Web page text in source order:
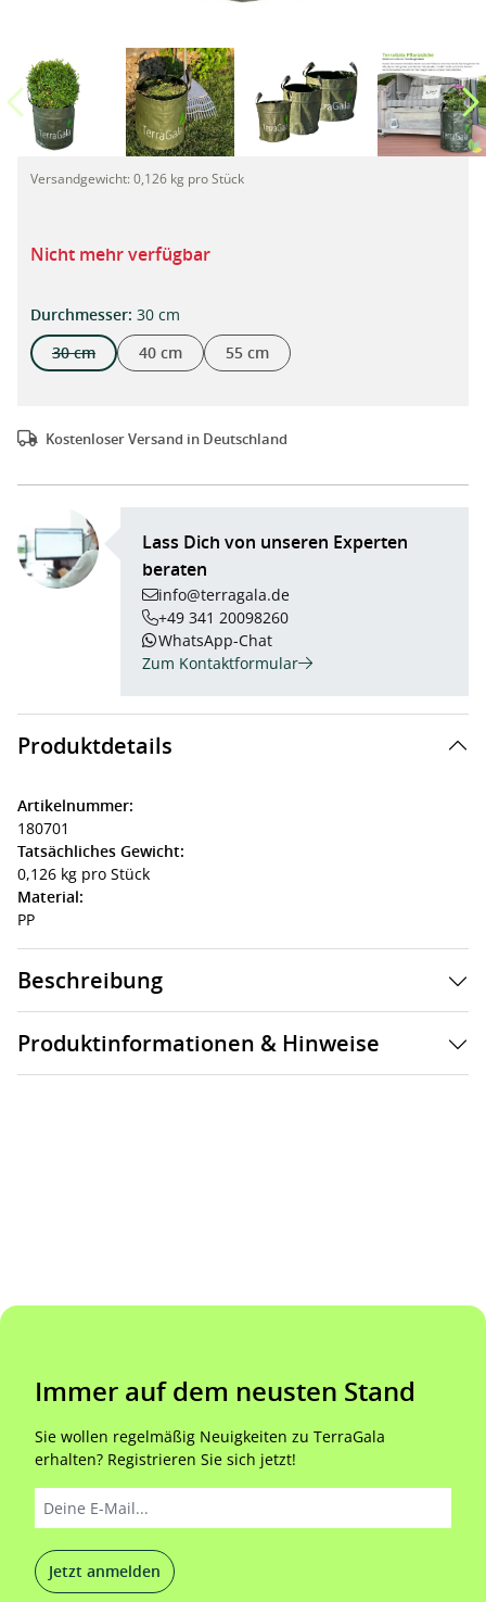
TerraGala Pflanzsack, Gartensack, Laubsack, 15l, Ø30cm,
Versandgewicht: 0,126 kg pro Stück
Nicht mehr verfügbar
Durchmesserauswählen
: 30 cm
30 cm
(Diese Option ist zurzeit nicht verfügbar.)
40 cm 55 cm
Kostenloser Versand in Deutschland
Lass Dich von unseren Experten
beraten
info@terragala.de
+49 341 20098260
WhatsApp-Chat
Zum Kontaktformular
Produktdetails
Artikelnummer:
180701
Tatsächliches Gewicht:
0,126 kg pro Stück
Material:
PP
Beschreibung
Produktinformationen & Hinweise
Immer auf dem neusten Stand
Sie wollen regelmäßig Neuigkeiten zu TerraGala
erhalten? Registrieren Sie sich jetzt!
Jetzt anmelden